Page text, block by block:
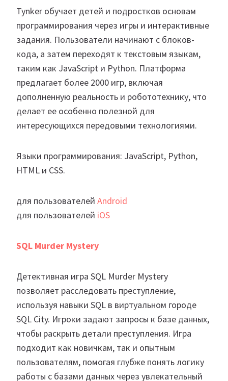
Tynker обучает детей и подростков основам
программирования через игры и интерактивные
задания. Пользователи начинают с блоков-
кода, а затем переходят к текстовым языкам,
таким как JavaScript и Python. Платформа
предлагает более 2000 игр, включая
дополненную реальность и робототехнику, что
делает ее особенно полезной для
интересующихся передовыми технологиями.
Языки программирования: JavaScript, Python,
HTML и CSS.
для пользователей Android
для пользователей iOS
SQL Murder Mystery
Детективная игра SQL Murder Mystery
позволяет расследовать преступление,
используя навыки SQL в виртуальном городе
SQL City. Игроки задают запросы к базе данных,
чтобы раскрыть детали преступления. Игра
подходит как новичкам, так и опытным
пользователям, помогая глубже понять логику
работы с базами данных через увлекательный